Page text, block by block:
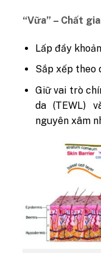
“Vữa” – Chất
Lấp đầy
Sắp xếp theo
Giữ vai trò
da (TEWL)
nguyên xâm